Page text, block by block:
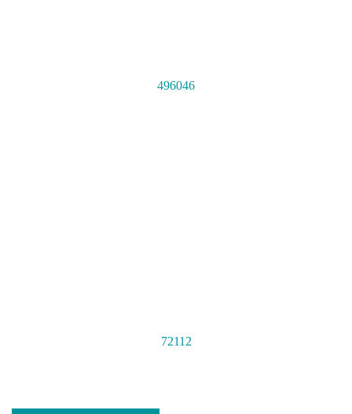
496046
72112